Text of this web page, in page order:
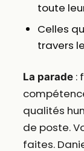
toute
Celles
travers
La parade:
qualités
de poste.
faites.